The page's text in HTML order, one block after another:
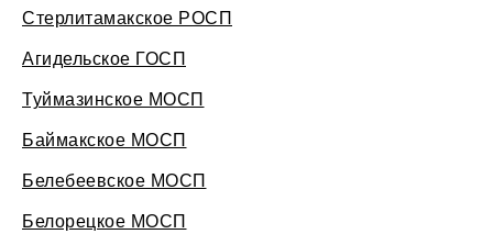
Стерлитамакское РОСП
Агидельское ГОСП
Туймазинское МОСП
Баймакское МОСП
Белебеевское МОСП
Белорецкое МОСП